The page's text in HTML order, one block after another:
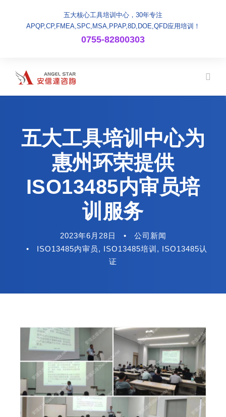
五大核心工具培训中心，30年专注
APQP,CP,FMEA,SPC,MSA,PPAP,8D,DOE,QFD应用培训！
0755-82800303
五大工具培训中心为
惠州环荣提供
ISO13485内审员培
训服务
2023年6月28日 •
公司新闻
•
ISO13485内审员, ISO13485培训 , ISO13485认
证